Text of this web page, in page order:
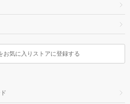
お気に入りストアに登録する